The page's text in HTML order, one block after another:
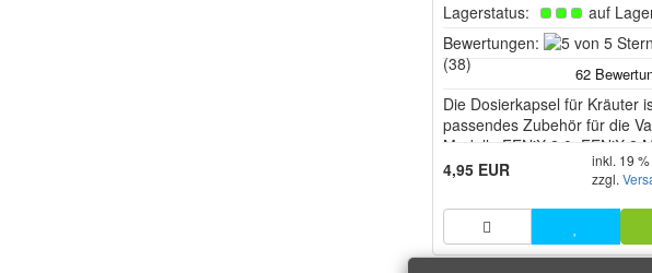
Lagerstatus:
auf
Bewertungen:
(38)
Die Dosierkapsel für Kräuter
passendes Zubehör für die
Modelle FENiX 2.0, FENiX 2
FENiX NEO. Sie ermöglicht
Nutzung von zerkleinerten
einer separaten Kapsel,
Kräuter direkt in die
zu füllen.
4,95 EUR
inkl. 19 %
zzgl.